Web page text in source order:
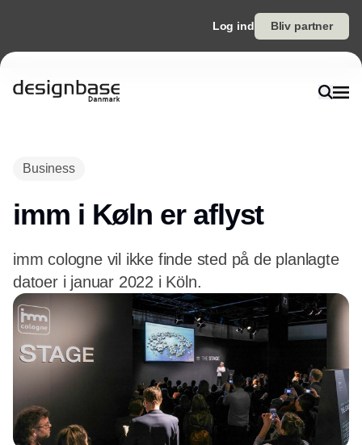
Log ind Bliv partner
Business
imm i Køln er aflyst
imm cologne vil ikke finde sted på de planlagte
datoer i januar 2022 i Köln.